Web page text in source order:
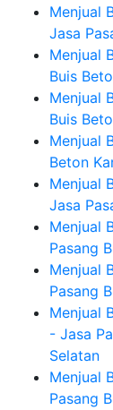
Menjual
Jasa
Menjual
Buis
Menjual
Buis
Menjual
Beton
Menjual
Jasa
Menjual
Pasang
Menjual
Pasang
Menjual
- Jasa
Selatan
Menjual
Pasang